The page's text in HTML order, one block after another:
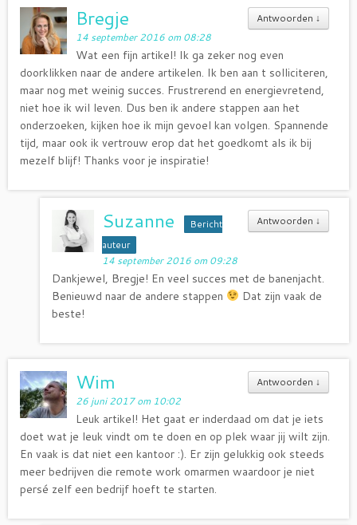
Antwoorden ↓
Bregje
14 september 2016 om 08:28
Wat een fijn artikel! Ik ga zeker nog even
doorklikken naar de andere artikelen. Ik ben aan t solliciteren,
maar nog met weinig succes. Frustrerend en energievretend,
niet hoe ik wil leven. Dus ben ik andere stappen aan het
onderzoeken, kijken hoe ik mijn gevoel kan volgen. Spannende
tijd, maar ook ik vertrouw erop dat het goedkomt als ik bij
mezelf blijf! Thanks voor je inspiratie!
Antwoorden ↓
Suzanne
Bericht
auteur
14 september 2016 om 09:28
Dankjewel, Bregje! En veel succes met de banenjacht.
Benieuwd naar de andere stappen
Dat zijn vaak de
beste!
Antwoorden ↓
Wim
26 juni 2017 om 10:02
Leuk artikel! Het gaat er inderdaad om dat je iets
doet wat je leuk vindt om te doen en op plek waar jij wilt zijn.
En vaak is dat niet een kantoor :). Er zijn gelukkig ook steeds
meer bedrijven die remote work omarmen waardoor je niet
persé zelf een bedrijf hoeft te starten.